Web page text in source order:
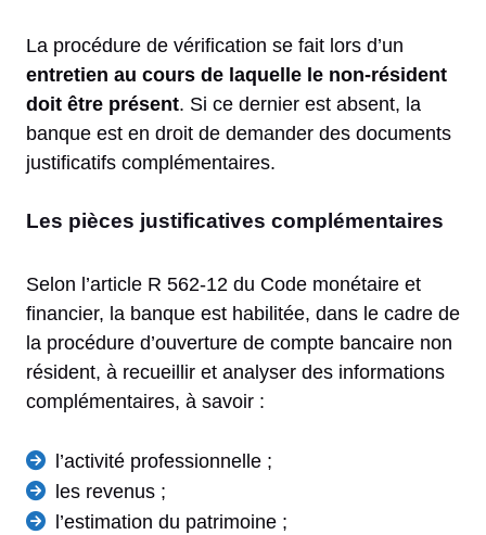
La procédure de vérification se fait lors d’un
entretien au cours de laquelle le non-résident
doit être présent. Si ce dernier est absent, la
banque est en droit de demander des documents
justificatifs complémentaires.
Les pièces justificatives complémentaires
Selon l’article R 562-12 du Code monétaire et
financier, la banque est habilitée, dans le cadre de
la procédure d’ouverture de compte bancaire non
résident, à recueillir et analyser des informations
complémentaires, à savoir :
l’activité professionnelle ;
les revenus ;
l’estimation du patrimoine ;